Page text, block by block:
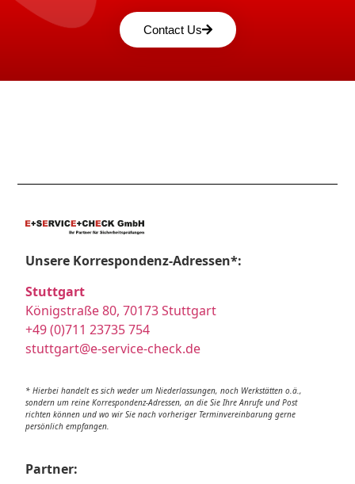
Contact Us
Unsere Korrespondenz-Adressen*:
Stuttgart
Königstraße 80, 70173 Stuttgart
+49 (0)711 23735 754
stuttgart@e-service-check.de
* Hierbei handelt es sich weder um Niederlassungen, noch Werkstätten o.ä.,
sondern um reine Korrespondenz-Adressen, an die Sie Ihre Anrufe und Post
richten können und wo wir Sie nach vorheriger Terminvereinbarung gerne
persönlich empfangen.
Partner: